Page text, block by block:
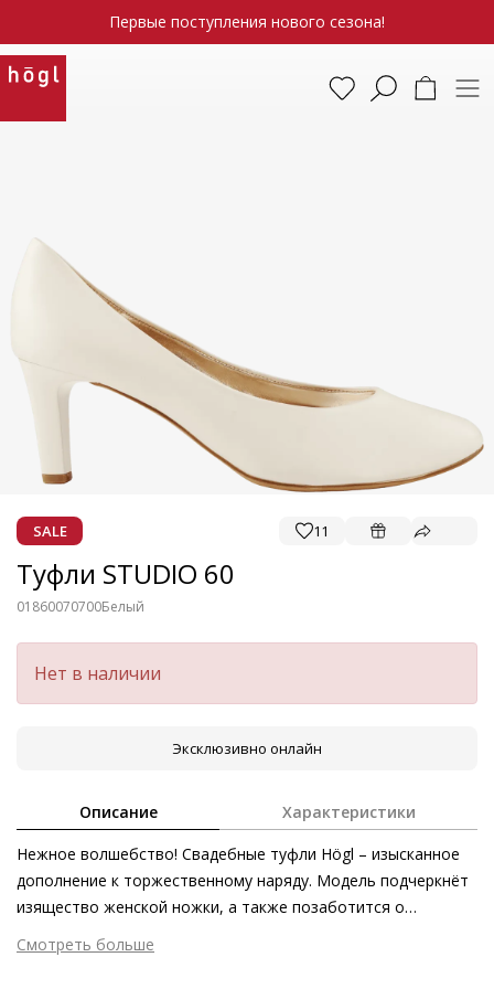
Первые поступления нового сезона!
SALE 11
Туфли STUDIO 60
01860070700Белый
Нет в наличии
Эксклюзивно онлайн
Описание Характеристики
Нежное волшебство! Свадебные туфли Högl – изысканное
дополнение к торжественному наряду. Модель подчеркнёт
изящество женской ножки, а также позаботится о
безупречном комфорте в течение всего дня. Каблука
высотой 7 см достаточно, чтобы сделать осанку невесты
Смотреть больше